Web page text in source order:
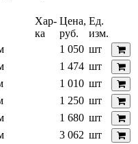
Хар-
ка
Цена,
руб.
Ед.
изм.
1 050 шт
1 474 шт
1 010 шт
1 250 шт
1 680 шт
3 062 шт